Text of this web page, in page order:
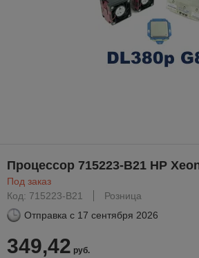
Процессор 715223-B21 HP
Под заказ
Код: 715223-B21
Розница
Отправка с 17 сентября 2026
349,42 руб.